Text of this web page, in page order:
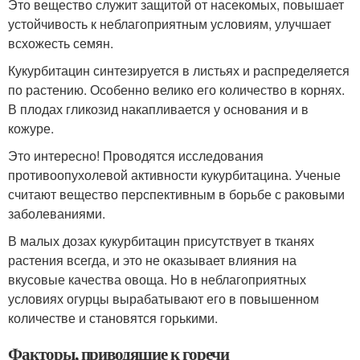
Это вещество служит защитой от насекомых, повышает
устойчивость к неблагоприятным условиям, улучшает
всхожесть семян.
Кукурбитацин синтезируется в листьях и распределяется
по растению. Особенно велико его количество в корнях.
В плодах гликозид накапливается у основания и в
кожуре.
Это интересно! Проводятся исследования
противоопухолевой активности кукурбитацина. Ученые
считают вещество перспективным в борьбе с раковыми
заболеваниями.
В малых дозах кукурбитацин присутствует в тканях
растения всегда, и это не оказывает влияния на
вкусовые качества овоща. Но в неблагоприятных
условиях огурцы вырабатывают его в повышенном
количестве и становятся горькими.
Факторы, приводящие к горечи